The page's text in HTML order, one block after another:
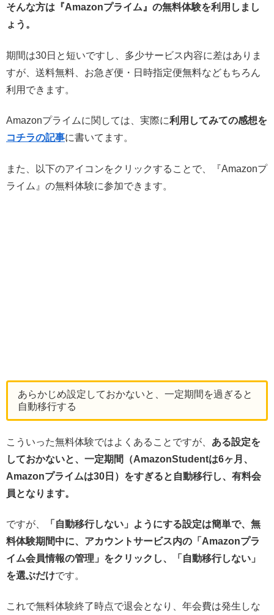
そんな方は『Amazonプライム』の無料体験を利用しまし
ょう。
期間は30日と短いですし、多少サービス内容に差はありま
すが、送料無料、お急ぎ便・日時指定便無料などもちろん
利用できます。
Amazonプライムに関しては、実際に利用してみての感想を
コチラの記事に書いてます。
また、以下のアイコンをクリックすることで、『Amazonプ
ライム』の無料体験に参加できます。
あらかじめ設定しておかないと、一定期間を過ぎると
自動移行する
こういった無料体験ではよくあることですが、 ある設定を
しておかないと、一定期間（AmazonStudentは6ヶ月、
Amazonプライムは30日）をすぎると自動移行し、有料会
員となります。
ですが、
「自動移行しない」ようにする設定は簡単で、無
料体験期間中に、アカウントサービス内の「Amazonプラ
イム会員情報の管理」をクリックし、「自動移行しない」
を選ぶだけです。
これで無料体験終了時点で退会となり、年会費は発生しな